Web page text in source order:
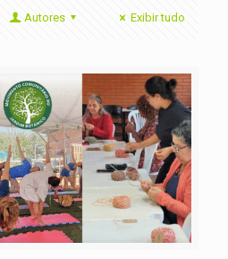
Autores Exibir tudo